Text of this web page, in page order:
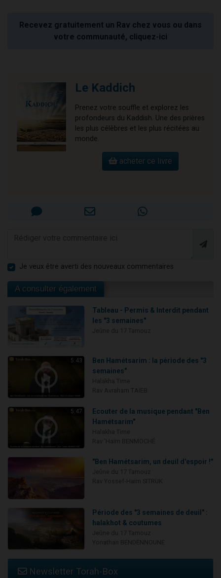
Recevez gratuitement un Rav chez vous ou dans
votre communauté, cliquez-ici
Le Kaddich
Prenez votre souffle et explorez les
profondeurs du Kaddish. Une des prières
les plus célèbres et les plus récitées au
monde.
acheter ce livre
Je veux être averti des nouveaux commentaires
A consulter également
Tableau - Permis & Interdit pendant
les "3 semaines"
5:43
Ben Hamétsarim : la période des "3
semaines"
5:47
Ecouter de la musique pendant "Ben
Hamétsarim"
"Ben Hamétsarim, un deuil d'espoir !"
Période des "3 semaines de deuil" :
halakhot & coutumes
Newsletter Torah-Box